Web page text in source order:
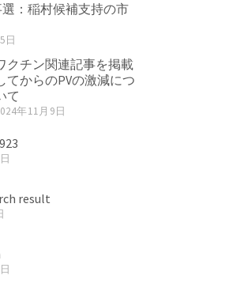
：稲村候補支持の市
日
クチン関連記事を掲載
てからのPVの激減につ
て
年11月9日
result